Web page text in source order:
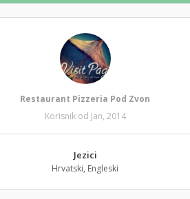
Restaurant Pizzeria Pod Zvon
Korisnik od Jan, 2014
Jezici
Hrvatski, Engleski